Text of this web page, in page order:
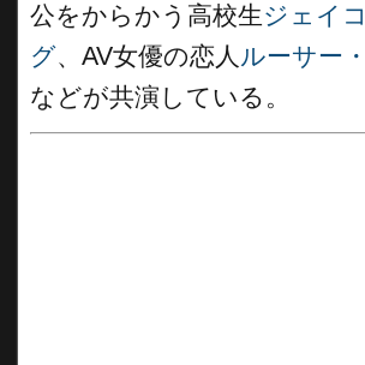
公をからかう高校生ジェイ
グ、AV女優の恋人ルーサー
などが共演している。